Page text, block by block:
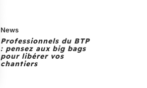
News
Professionnels du BTP
: pensez aux big bags
pour libérer vos
chantiers